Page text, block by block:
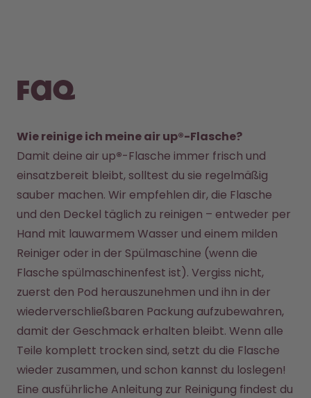
FAQ
Wie reinige ich meine air up®-Flasche?
Damit deine air up®-Flasche immer frisch und
einsatzbereit bleibt, solltest du sie regelmäßig
sauber machen. Wir empfehlen dir, die Flasche
und den Deckel täglich zu reinigen – entweder per
Hand mit lauwarmem Wasser und einem milden
Reiniger oder in der Spülmaschine (wenn die
Flasche spülmaschinenfest ist). Vergiss nicht,
zuerst den Pod herauszunehmen und ihn in der
wiederverschließbaren Packung aufzubewahren,
damit der Geschmack erhalten bleibt. Wenn alle
Teile komplett trocken sind, setzt du die Flasche
wieder zusammen, und schon kannst du loslegen!
Eine ausführliche Anleitung zur Reinigung findest du